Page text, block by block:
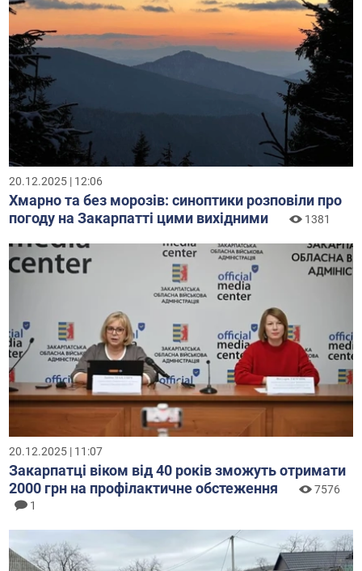
20.12.2025 | 12:06
Хмарно та без морозів: синоптики розповіли про
погоду на Закарпатті цими вихідними
1381
20.12.2025 | 11:07
Закарпатці віком від 40 років зможуть отримати
2000 грн на профілактичне обстеження
7576
1